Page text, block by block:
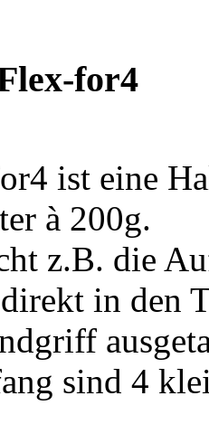
for4
ist eine
à 200g.
z.B. die
in den
sind 4